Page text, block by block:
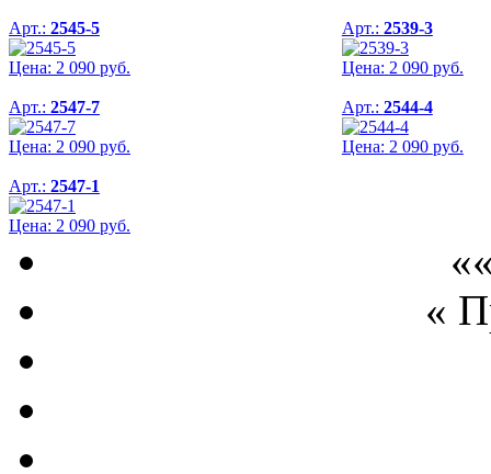
Арт.: 2545-5
Цена: 2 090 руб.
Арт.: 2539-3
Цена: 2 090 руб.
Арт.: 2547-7
Цена: 2 090 руб.
Арт.: 2544-4
Цена: 2 090 руб.
Арт.: 2547-1
Цена: 2 090 руб.
«